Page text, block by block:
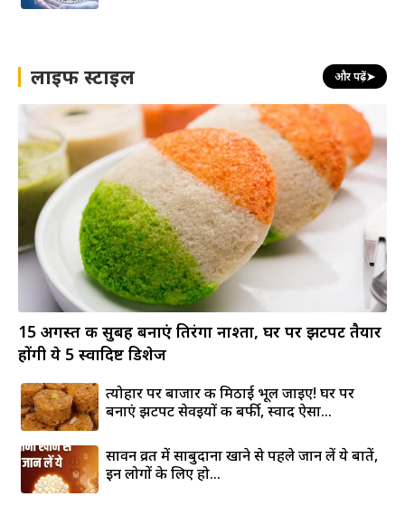
लाइफ स्टाइल और पढ़ें➤
15 अगस्त की सुबह बनाएं तिरंगा नाश्ता, घर पर झटपट तैयार
होंगी ये 5 स्वादिष्ट डिशेज
त्योहार पर बाजार की मिठाई भूल जाइए! घर पर
बनाएं झटपट सेवइयों की बर्फी, स्वाद ऐसा...
सावन व्रत में साबुदाना खाने से पहले जान लें ये बातें,
इन लोगों के लिए हो...